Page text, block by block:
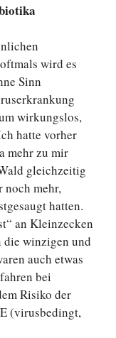
wird es
Sinn
wirkungslos,
hatte vorher
mehr zu mir
gleichzeitig
noch mehr,
hatten.
an Kleinzecken
die winzigen und
auch etwas
bei
Risiko der
(virusbedingt,